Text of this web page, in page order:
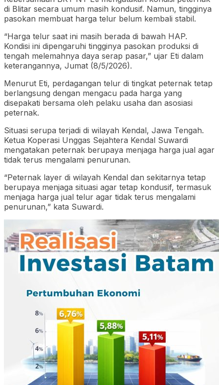
di Blitar secara umum masih kondusif. Namun, tingginya
pasokan membuat harga telur belum kembali stabil.
“Harga telur saat ini masih berada di bawah HAP.
Kondisi ini dipengaruhi tingginya pasokan produksi di
tengah melemahnya daya serap pasar,” ujar Eti dalam
keterangannya, Jumat (8/5/2026).
Menurut Eti, perdagangan telur di tingkat peternak tetap
berlangsung dengan mengacu pada harga yang
disepakati bersama oleh pelaku usaha dan asosiasi
peternak.
Situasi serupa terjadi di wilayah Kendal, Jawa Tengah.
Ketua Koperasi Unggas Sejahtera Kendal Suwardi
mengatakan peternak berupaya menjaga harga jual agar
tidak terus mengalami penurunan.
“Peternak layer di wilayah Kendal dan sekitarnya tetap
berupaya menjaga situasi agar tetap kondusif, termasuk
menjaga harga jual telur agar tidak terus mengalami
penurunan,” kata Suwardi.